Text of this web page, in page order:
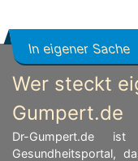
In eigener Sache
Wer steckt
Gumpert.de
Dr-Gumpert.de ist
Gesundheitsportal,